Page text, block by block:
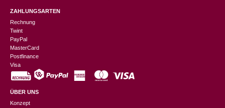
ZAHLUNGSARTEN
Rechnung
Twint
PayPal
MasterCard
Postfinance
Visa
ÜBER UNS
Konzept